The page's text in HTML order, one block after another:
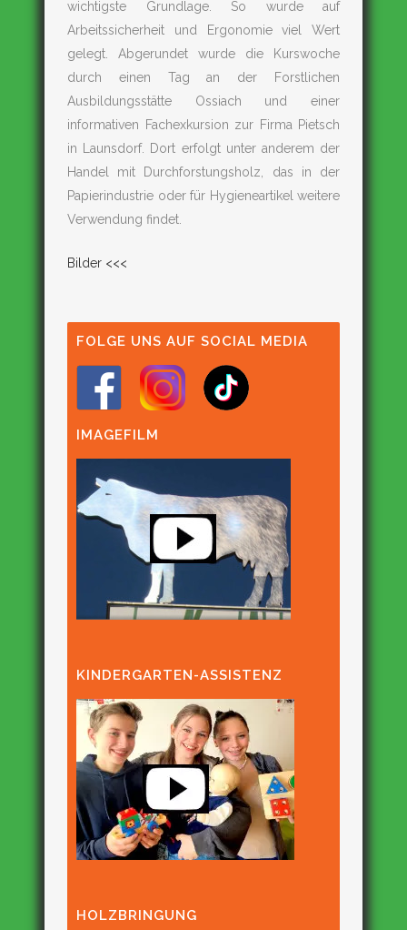
wichtigste Grundlage. So wurde auf
Arbeitssicherheit und Ergonomie viel Wert
gelegt. Abgerundet wurde die Kurswoche
durch einen Tag an der Forstlichen
Ausbildungsstätte Ossiach und einer
informativen Fachexkursion zur Firma Pietsch
in Launsdorf. Dort erfolgt unter anderem der
Handel mit Durchforstungsholz, das in der
Papierindustrie oder für Hygieneartikel weitere
Verwendung findet.
Bilder <<<
FOLGE UNS AUF SOCIAL MEDIA
IMAGEFILM
KINDERGARTEN-ASSISTENZ
HOLZBRINGUNG